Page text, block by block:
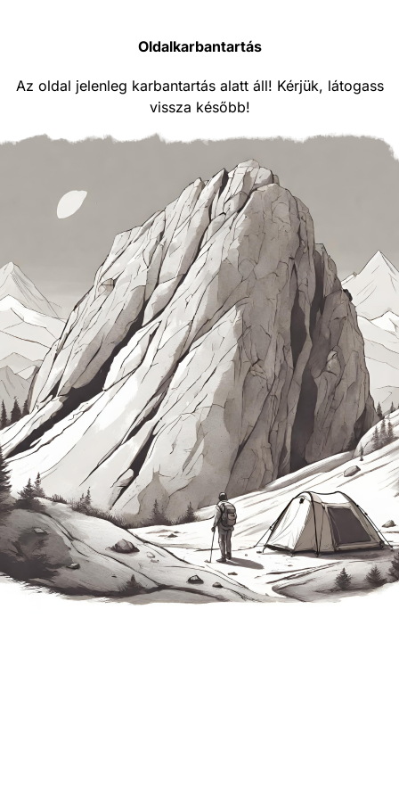
Oldalkarbantartás
Az oldal jelenleg karbantartás alatt áll! Kérjük, látogass
vissza később!